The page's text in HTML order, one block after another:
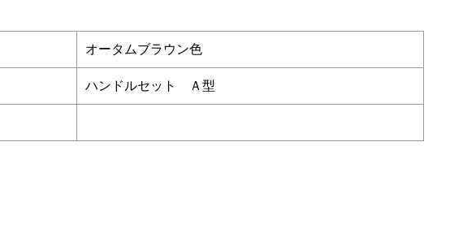
オータムブラウン色
ハンドルセット Ａ型